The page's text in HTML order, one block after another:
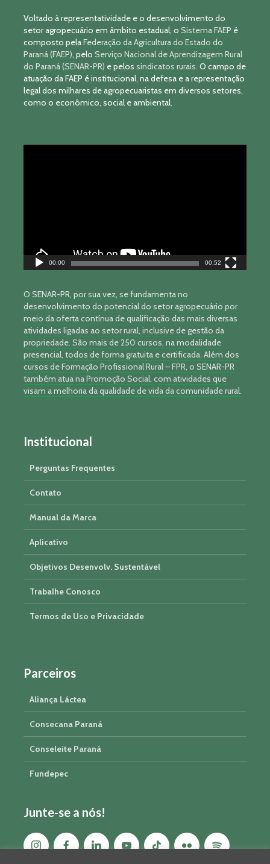
Voltado à representatividade e o desenvolvimento do
setor agropecuário em âmbito estadual, o Sistema FAEP é
composto pelaFederação da Agricultura do Estado do
Paraná (FAEP), pelo Serviço Nacional de Aprendizagem Rural
do Paraná (SENAR-PR) e pelos sindicatos rurais. O campo de
atuação da FAEP é institucional, na defesa e a representação
legal dos milhares de agropecuaristas em diversos setores,
como o econômico, social e ambiental.
00:00 00:52
O SENAR-PR, por sua vez, se fundamenta no
desenvolvimento do potencial do setor agropecuário por
meio da oferta contínua de qualificação das mais diversas
atividades ligadas ao setor rural, inclusive de gestão da
propriedade. São mais de 250 cursos, na modalidade
presencial, todos de forma gratuita e certificada. Além dos
cursos de Formação Profissional Rural – FPR, o SENAR-PR
também atua na Promoção Social, com atividades que
visam a melhoria da qualidade de vida da comunidade rural.
Institucional
Perguntas Frequentes
Contato
Manual da Marca
Aplicativo
Objetivos Desenvolv. Sustentável
Trabalhe Conosco
Termos de Uso e Privacidade
Parceiros
Aliança Láctea
Consecana Paraná
Conseleite Paraná
Fundepec
Junte-se a nós!